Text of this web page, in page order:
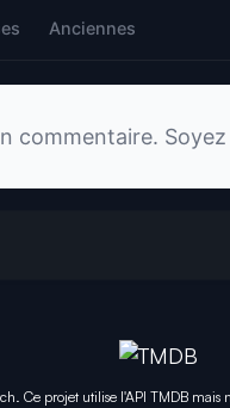
Anciennes
commentaire. Soyez
Ce projet utilise l'API TMDB